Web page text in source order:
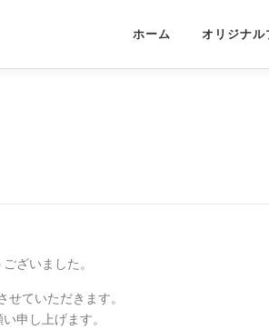
ホーム オリジナル
ざいました。
ていただきます。
申し上げます。